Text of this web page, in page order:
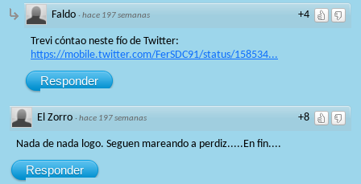
+4
Faldo ·hace 197 semanas
Trevi cóntao neste fío de Twitter:
https://mobile.twitter.com/FerSDC91/status/158534...
Responder
+8
El Zorro ·hace 197 semanas
Nada de nada logo. Seguen mareando a perdiz.....En fin....
Responder